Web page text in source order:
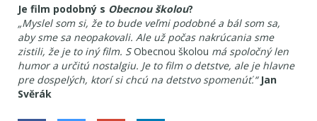
Je film podobný s Obecnou školou?
„Myslel som si, že to bude veľmi podobné a bál som sa,
aby sme sa neopakovali. Ale už počas nakrúcania sme
zistili, že je to iný film. SObecnou školou má spoločný len
humor a určitú nostalgiu. Je to film o detstve, ale je hlavne
pre dospelých, ktorí si chcú na detstvo spomenúť.“ Jan
Svěrák